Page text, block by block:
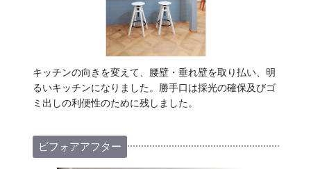
キッチンの向きを変えて、腰壁・垂れ壁を取り払い、明
るいキッチンになりました。勝手口は採光の確保及びゴ
ミ出しの利便性のために残しました。
ビフォアアフター